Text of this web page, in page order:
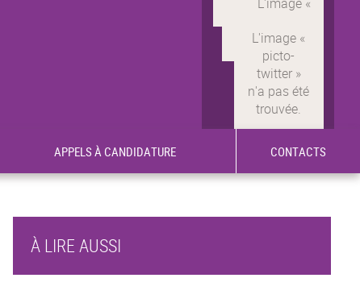
APPELS À CANDIDATURE CONTACTS
À LIRE AUSSI